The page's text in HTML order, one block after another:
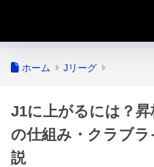
ホーム Jリーグ
J1に上がるには？
の仕組み・クラブ
説